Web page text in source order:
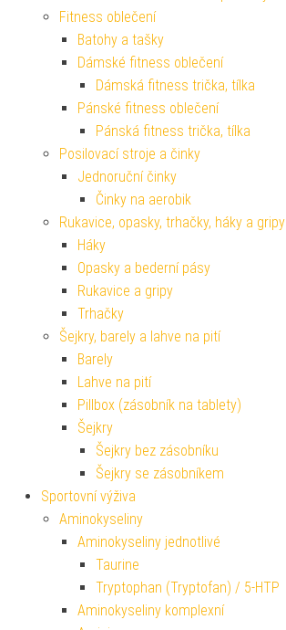
Fitness oblečení
Batohy a tašky
Dámské fitness oblečení
Dámská fitness trička, tílka
Pánské fitness oblečení
Pánská fitness trička, tílka
Posilovací stroje a činky
Jednoruční činky
Činky na aerobik
Rukavice, opasky, trhačky, háky a gripy
Háky
Opasky a bederní pásy
Rukavice a gripy
Trhačky
Šejkry, barely a lahve na pití
Barely
Lahve na pití
Pillbox (zásobník na tablety)
Šejkry
Šejkry bez zásobníku
Šejkry se zásobníkem
Sportovní výživa
Aminokyseliny
Aminokyseliny jednotlivé
Taurine
Tryptophan (Tryptofan) / 5-HTP
Aminokyseliny komplexní